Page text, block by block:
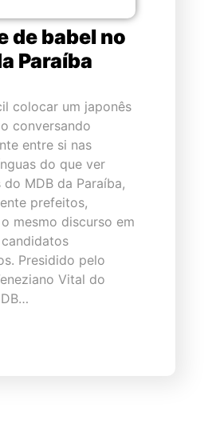
de babel no
Paraíba
colocar um japonês
conversando
entre si nas
do que ver
do MDB da Paraíba,
prefeitos,
mesmo discurso em
Presidido pelo
Vital do